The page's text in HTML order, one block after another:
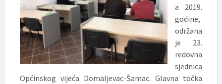
a 2019.
godine,
održana
je 23.
redovna
sjednica
Općinskog vijeća Domaljevac-Šamac. Glavna točka